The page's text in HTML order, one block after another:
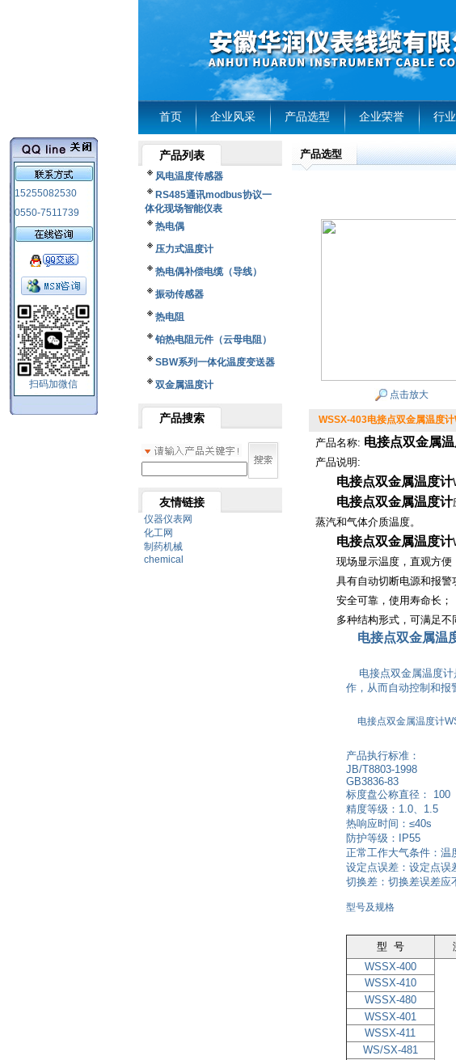
首页 企业风采 产品选型 企业荣誉 行
15255082530
0550-7511739
扫码加微信
产品列表
风电温度传感器
RS485通讯modbus协议一
体化现场智能仪表
热电偶
压力式温度计
热电偶补偿电缆（导线）
振动传感器
热电阻
铂热电阻元件（云母电阻）
SBW系列一体化温度变送器
双金属温度计
产品搜索
友情链接
仪器仪表网
化工网
制药机械
chemical
产品选型
点击放大
WSSX-403电接点双金属温度
产品名称: 电接点双金属
产品说明:
电接点双金属温度计
电接点双金属温度计
蒸汽和气体介质温度。
电接点双金属温度计
现场显示温度，直观方便
具有自动切断电源和报警
安全可靠，使用寿命长；
多种结构形式，可满足不
电接点双金属温
电接点双金属温度计
作，从而自动控制和报
电接点双金属温度计
产品执行标准：
JB/T8803-1998
GB3836-83
标度盘公称直径： 100
精度等级：1.0、1.5
热响应时间：≤40s
防护等级：IP55
正常工作大气条件：温
设定点误差：设定点误
切换差：切换差误差应
型号及规格
型 号
WSSX-400
WSSX-410
WSSX-480
WSSX-401
WSSX-411
WS/SX-481